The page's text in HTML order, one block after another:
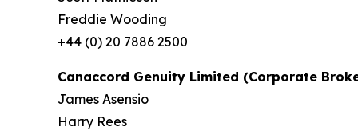
Freddie Wooding
+44 (0) 20 7886 2500
Canaccord Genuity Limited (Corporate
James Asensio
Harry Rees